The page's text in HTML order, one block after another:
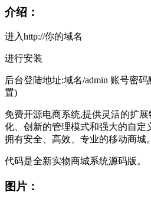
介绍：
进入http://你的域名
进行安装
后台登陆地址:域名/admin 账号密码
置)
免费开源电商系统,提供灵活的扩
化、创新的管理模式和强大的自定
拥有安全、高效、专业的移动商城。
代码是全新实物商城系统源码版。
图片：